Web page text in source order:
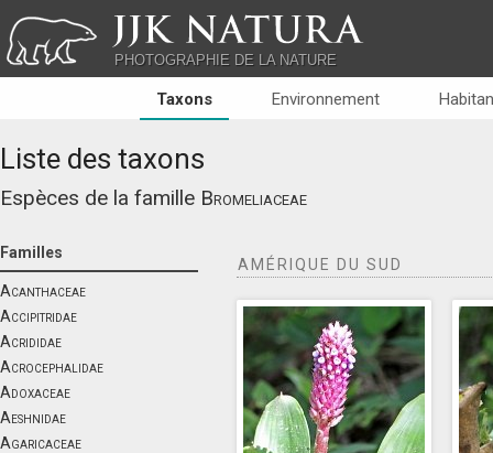
JJK NATURA
PHOTOGRAPHIE DE LA NATURE
Taxons Environnement
Liste des taxons
Espèces de la famille Bromeliaceae
Familles
Acanthaceae
Accipitridae
Acrididae
Acrocephalidae
Adoxaceae
Aeshnidae
Agaricaceae
AMÉRIQUE DU SUD